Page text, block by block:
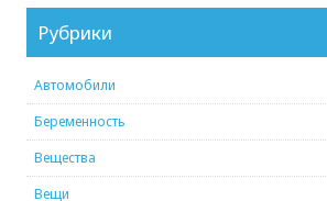
Рубрики
Автомобили
Беременность
Вещества
Вещи